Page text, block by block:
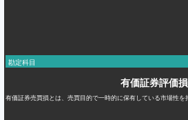
勘定科目
有価証券評価損
有価証券売買損とは、売買目的で一時的に保有している市場性